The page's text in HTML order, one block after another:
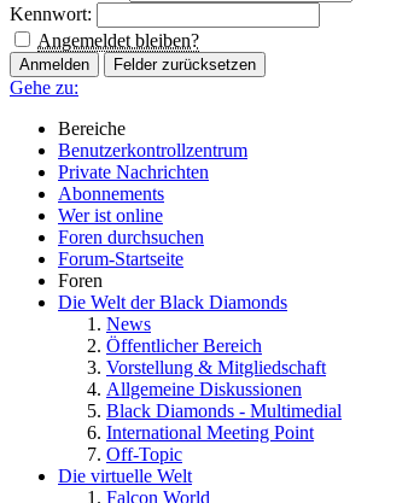
Kennwort:
Angemeldet bleiben?
Gehe zu:
Bereiche
Benutzerkontrollzentrum
Private Nachrichten
Abonnements
Wer ist online
Foren durchsuchen
Forum-Startseite
Foren
Die Welt der Black Diamonds
News
Öffentlicher Bereich
Vorstellung & Mitgliedschaft
Allgemeine Diskussionen
Black Diamonds - Multimedial
International Meeting Point
Off-Topic
Die virtuelle Welt
Falcon World